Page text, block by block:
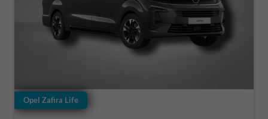
Opel Zafira Life